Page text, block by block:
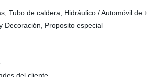
Tubo de caldera, Hidráulico / Automóvil
Decoración, Proposito especial
del cliente